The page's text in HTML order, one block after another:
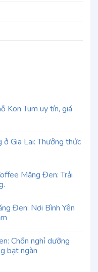
Kon Tum uy tín, giá
Gia Lai: Thưởng thức
Măng Đen: Trải
Đen: Nơi Bình Yên
Chốn nghỉ dưỡng
bạt ngàn